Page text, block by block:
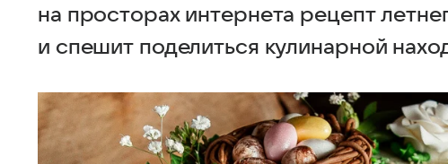
на просторах интернета рецепт
и спешит поделиться кулинарной